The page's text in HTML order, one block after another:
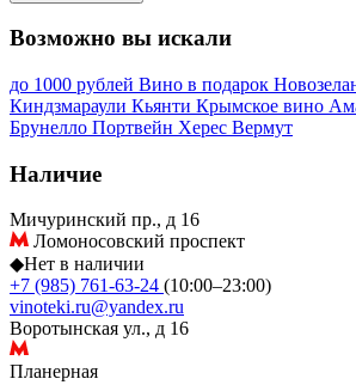
Возможно вы искали
до 1000 рублей Вино в подарок
Киндзмараули Кьянти Крымское вино
Брунелло Портвейн Херес Вермут
Наличие
Мичуринский пр., д 16
Ломоносовский проспект
◆Нет в наличии
+7 (985) 761-63-24 (10:00–23:00)
vinoteki.ru@yandex.ru
Воротынская ул., д 16
Планерная